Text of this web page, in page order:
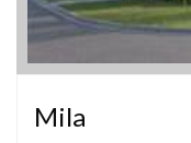
Mila